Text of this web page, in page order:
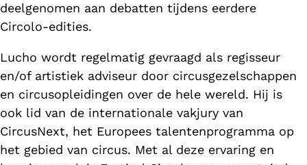
deelgenomen aan debatten tijdens eerdere
Circolo-edities.
Lucho wordt regelmatig gevraagd als regisseur
en/of artistiek adviseur door circusgezelschappen
en circusopleidingen over de hele wereld. Hij is
ook lid van de internationale vakjury van
CircusNext, het Europees talentenprogramma op
het gebied van circus. Met al deze ervaring en